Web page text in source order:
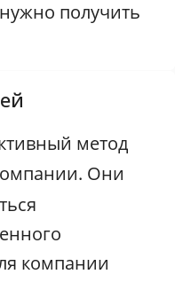
получить
метод
Они
компании